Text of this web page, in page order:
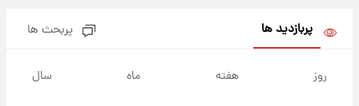
قیمت سکه و طلا فردا
پربازدید ها پربحث ها
روز هفته ماه سال